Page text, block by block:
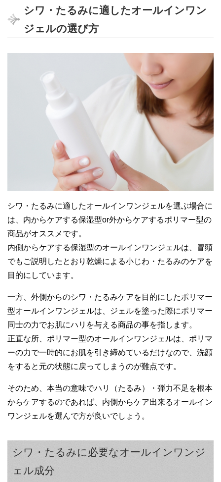
シワ・たるみに適したオールインワン
ジェルの選び方
シワ・たるみに適したオールインワンジェルを選ぶ場合に
は、内からケアする保湿型or外からケアするポリマー型の
商品がオススメです。
内側からケアする保湿型のオールインワンジェルは、冒頭
でもご説明したとおり乾燥による小じわ・たるみのケアを
目的にしています。
一方、外側からのシワ・たるみケアを目的にしたポリマー
型オールインワンジェルは、ジェルを塗った際にポリマー
同士の力でお肌にハリを与える商品の事を指します。
正直な所、ポリマー型のオールインワンジェルは、ポリマ
ーの力で一時的にお肌を引き締めているだけなので、洗顔
をすると元の状態に戻ってしまうのが難点です。
そのため、本当の意味でハリ（たるみ）・弾力不足を根本
からケアするのであれば、内側からケア出来るオールイン
ワンジェルを選んで方が良いでしょう。
シワ・たるみに必要なオールインワンジ
ェル成分